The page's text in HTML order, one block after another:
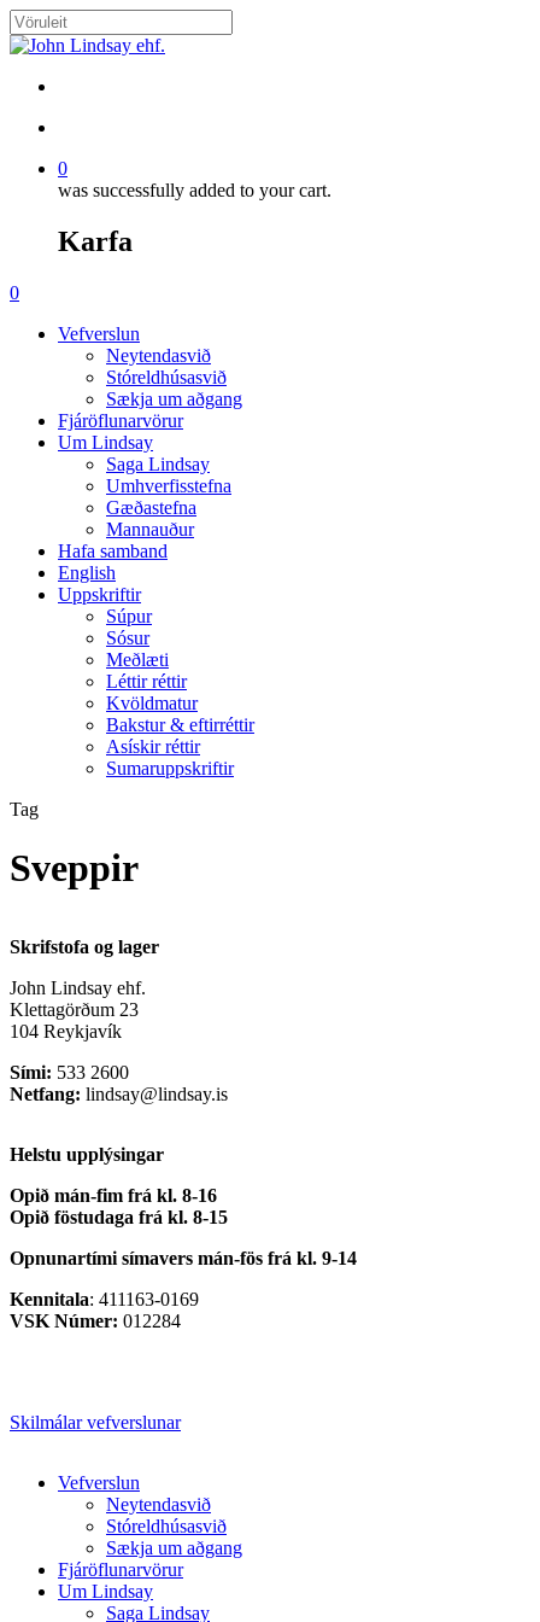
Skip
to
content
Close
0
was successfully added to your cart.
Karfa
Menu
search
account
0
Vefverslun
Neytendasvið
Stóreldhúsasvið
Sækja um aðgang
Fjáröflunarvörur
Um Lindsay
Saga Lindsay
Umhverfisstefna
Gæðastefna
Mannauður
Hafa samband
English
Uppskriftir
Súpur
Sósur
Meðlæti
Léttir réttir
Kvöldmatur
Bakstur & eftirréttir
Asískir réttir
Sumaruppskriftir
Tag
Sveppir
Skrifstofa og lager
John Lindsay ehf.
Klettagörðum 23
104 Reykjavík
Sími: 533 2600
Netfang: lindsay@lindsay.is
Helstu upplýsingar
Opið mán-fim frá kl. 8-16
Opið föstudaga frá kl. 8-15
Opnunartími símavers mán-fös frá kl. 9-14
Kennitala: 411163-0169
VSK Númer: 012284
Skilmálar vefverslunar
Close
Vefverslun
Neytendasvið
Stóreldhúsasvið
Sækja um aðgang
Fjáröflunarvörur
Um Lindsay
Saga Lindsay